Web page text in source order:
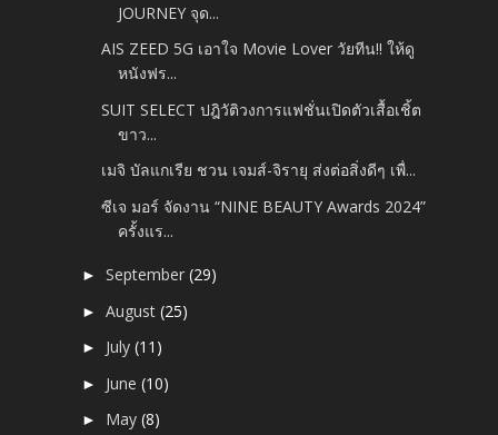
JOURNEY จุด...
AIS ZEED 5G เอาใจ Movie Lover วัยทีน!! ให้ดู
หนังฟร...
SUIT SELECT ปฎิวัติวงการแฟชั่นเปิดตัวเสื้อเชิ้ต
ขาว...
เมจิ บัลแกเรีย ชวน เจมส์-จิรายุ ส่งต่อสิ่งดีๆ เพื่...
ซีเจ มอร์ จัดงาน “NINE BEAUTY Awards 2024”
ครั้งแร...
►September(29)
►August(25)
► July(11)
► June(10)
► May(8)